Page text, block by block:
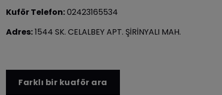
Kuför Telefon:02423165534
Adres:1544 SK. CELALBEY APT. ŞİRİNYALI MAH.
Farklı bir kuaför ara